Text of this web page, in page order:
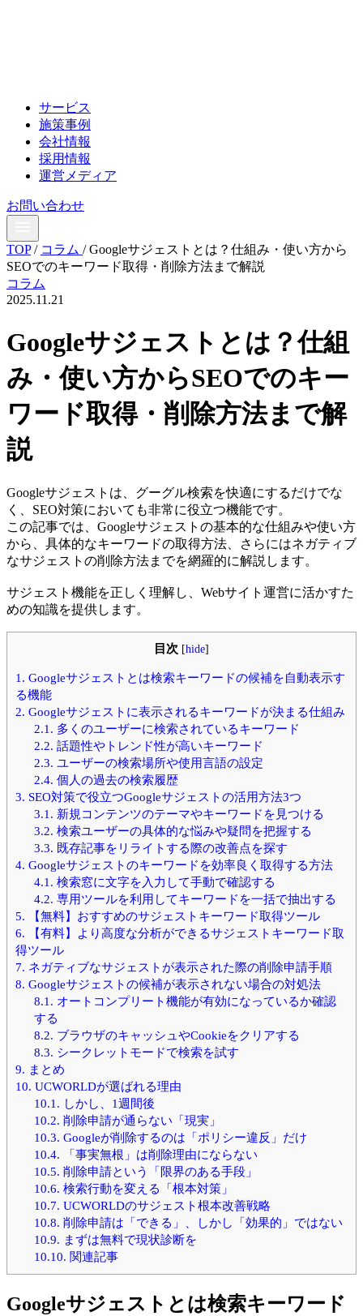
サービス
施策事例
会社情報
採用情報
運営メディア
お問い合わせ
TOP / コラム / Googleサジェストとは？仕組み・使い方から
SEOでのキーワード取得・削除方法まで解説
コラム
2025.11.21
Googleサジェストとは？仕組
み・使い方からSEOでのキー
ワード取得・削除方法まで解
説
Googleサジェストは、グーグル検索を快適にするだけでな
く、SEO対策においても非常に役立つ機能です。
この記事では、Googleサジェストの基本的な仕組みや使い方
から、具体的なキーワードの取得方法、さらにはネガティブ
なサジェストの削除方法までを網羅的に解説します。
サジェスト機能を正しく理解し、Webサイト運営に活かすた
めの知識を提供します。
目次 [hide]
1. Googleサジェストとは検索キーワードの候補を自動表示す
る機能
2. Googleサジェストに表示されるキーワードが決まる仕組み
2.1. 多くのユーザーに検索されているキーワード
2.2. 話題性やトレンド性が高いキーワード
2.3. ユーザーの検索場所や使用言語の設定
2.4. 個人の過去の検索履歴
3. SEO対策で役立つGoogleサジェストの活用方法3つ
3.1. 新規コンテンツのテーマやキーワードを見つける
3.2. 検索ユーザーの具体的な悩みや疑問を把握する
3.3. 既存記事をリライトする際の改善点を探す
4. Googleサジェストのキーワードを効率良く取得する方法
4.1. 検索窓に文字を入力して手動で確認する
4.2. 専用ツールを利用してキーワードを一括で抽出する
5. 【無料】おすすめのサジェストキーワード取得ツール
6. 【有料】より高度な分析ができるサジェストキーワード取
得ツール
7. ネガティブなサジェストが表示された際の削除申請手順
8. Googleサジェストの候補が表示されない場合の対処法
8.1. オートコンプリート機能が有効になっているか確認
する
8.2. ブラウザのキャッシュやCookieをクリアする
8.3. シークレットモードで検索を試す
9. まとめ
10. UCWORLDが選ばれる理由
10.1. しかし、1週間後
10.2. 削除申請が通らない「現実」
10.3. Googleが削除するのは「ポリシー違反」だけ
10.4. 「事実無根」は削除理由にならない
10.5. 削除申請という「限界のある手段」
10.6. 検索行動を変える「根本対策」
10.7. UCWORLDのサジェスト根本改善戦略
10.8. 削除申請は「できる」、しかし「効果的」ではない
10.9. まずは無料で現状診断を
10.10. 関連記事
Googleサジェストとは検索キーワード